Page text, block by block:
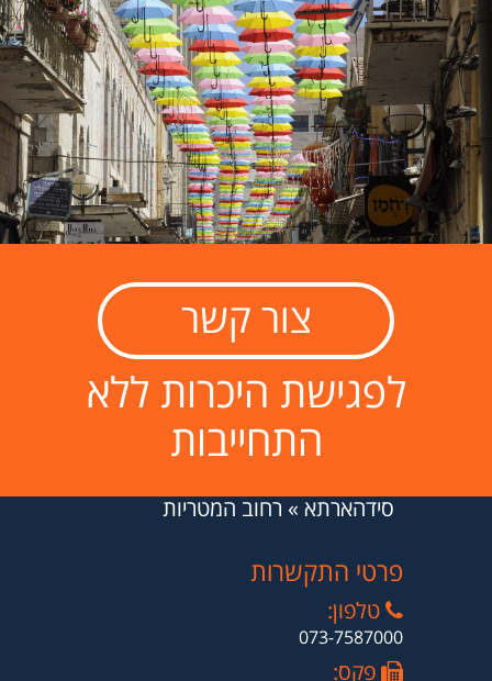
צור קשר
לפגישת היכרות ללא
התחייבות
סידהארתא » רחוב המטריות
פרטי התקשרות
טלפון:
073-7587000
פקס: